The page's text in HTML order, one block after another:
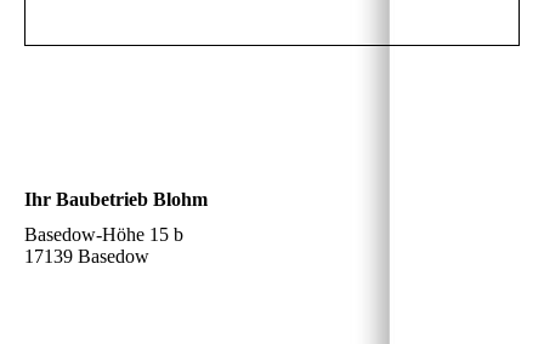
Ihr Baubetrieb Blohm
Basedow-Höhe 15 b
17139 Basedow